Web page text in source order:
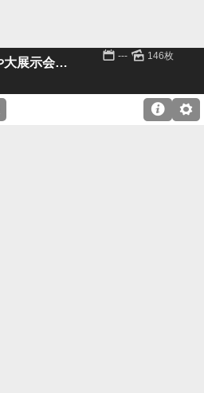
2025年第35回ききょうや大展示会 その１ 📅 --- 🌄 146枚
⚙
